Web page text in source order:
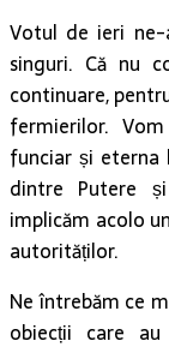
Votul de ieri ne-
singuri. Că nu
continuare,
fermierilor.
funciar și eterna
dintre Putere
implicăm acolo
autorităților.
Ne întrebăm ce
obiecții care